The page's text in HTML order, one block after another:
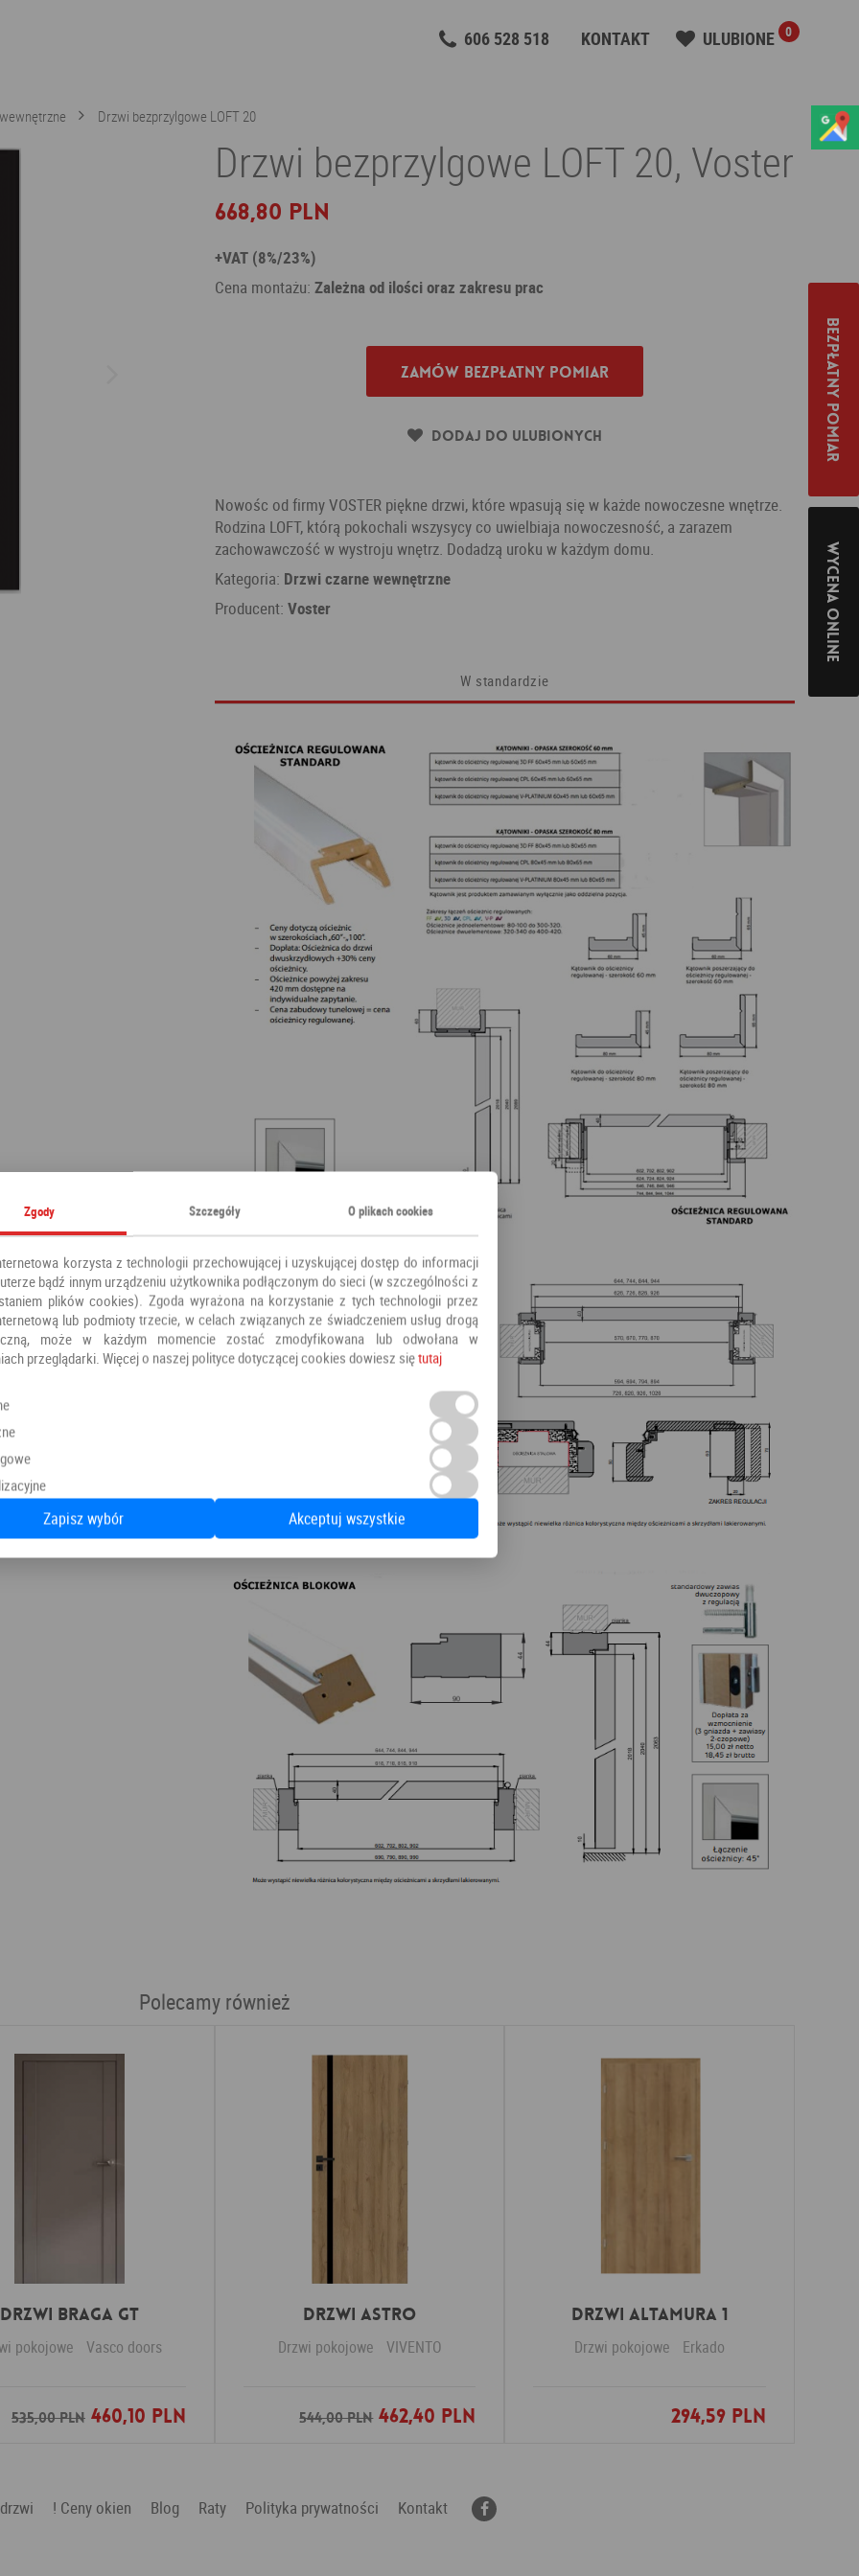
606 528 518 KONTAKT ULUBIONE 0
Drzwi bezprzylgowe LOFT 20
Drzwi bezprzylgowe LOFT 20, Voster
668,80 PLN
+VAT (8%/23%)
Cena montażu: Zależna od ilości oraz zakresu prac
Zamów bezpłatny pomiar
Dodaj do ulubionych
Nowośc od firmy VOSTER piękne drzwi, które wpasują się w każde nowoczesne wnętrze.
Rodzina LOFT, którą pokochali wszysycy co uwielbiaja nowoczesność, a zarazem
zachowawczość w wystroju wnętrz. Dodadzą uroku w każdym domu.
Kategoria: Drzwi czarne wewnętrzne
Producent: Voster
W standardzie
Polecamy również
Drzwi Braga GT
pokojowe Vasco doors
535,00 PLN460,10 PLN
Dodaj do ulubionych
Drzwi ASTRO
Drzwi pokojowe VIVENTO
544,00 PLN462,40 PLN
Dodaj do ulubionych
Drzwi Altamura 1
Drzwi pokojowe Erkado
294,59 PLN
Dodaj do ulubionych
! Ceny okien Blog Raty Polityka prywatności
Kontakt
Bezpłatny pomiar
Wycena online
Zgody Szczegóły O plikach cookies
korzysta z technologii przechowującej i uzyskującej dostęp do informacji
bądź innym urządzeniu użytkownika podłączonym do sieci (w szczególności z
plików cookies). Zgoda wyrażona na korzystanie z tych technologii przez
lub podmioty trzecie, w celach związanych ze świadczeniem usług drogą
może w każdym momencie zostać zmodyfikowana lub odwołana w
przeglądarki. Więcej o naszej polityce dotyczącej cookies dowiesz siętutaj
Zapisz wybór Akceptuj wszystkie